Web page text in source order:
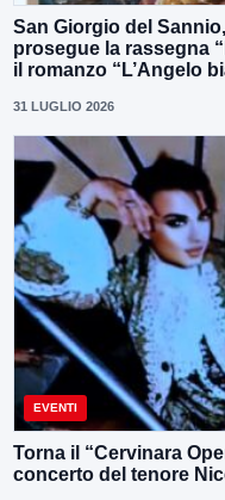
San Giorgio del
prosegue la rassegna
il romanzo “L’Angelo
31 LUGLIO 2026
EVENTI
Torna il “Cervinara
concerto del tenore